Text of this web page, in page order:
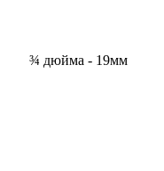
¾ дюйма - 19мм